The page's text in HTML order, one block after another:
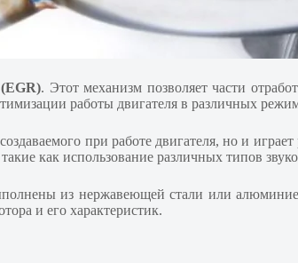
. Этот механизм позволяет части
работы двигателя в различных
при работе двигателя, но и
как использование различных типов
из нержавеющей стали или
и его характеристик.